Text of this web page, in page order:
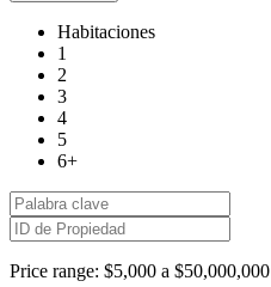
Habitaciones
1
2
3
4
5
6+
Price range: $5,000 a $50,000,000